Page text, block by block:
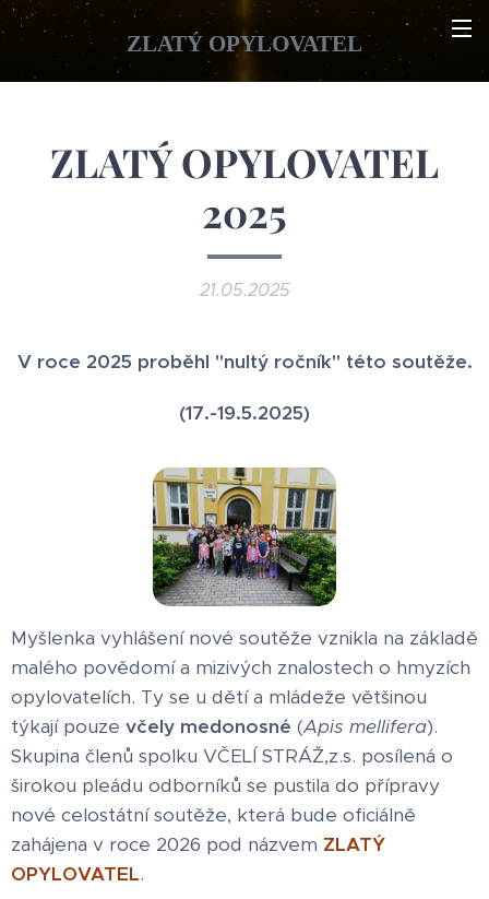
ZLATÝ OPYLOVATEL
ZLATÝ OPYLOVATEL
2025
21.05.2025
V roce 2025 proběhl "nultý ročník" této soutěže.
(17.-19.5.2025)
Myšlenka vyhlášení nové soutěže vznikla na základě
malého povědomí a mizivých znalostech o hmyzích
opylovatelích. Ty se u dětí a mládeže většinou
týkají pouze včely medonosné (Apis mellifera).
Skupina členů spolku VČELÍ STRÁŽ,z.s. posílená o
širokou pleádu odborníků se pustila do přípravy
nové celostátní soutěže, která bude oficiálně
zahájena v roce 2026 pod názvem ZLATÝ
OPYLOVATEL.